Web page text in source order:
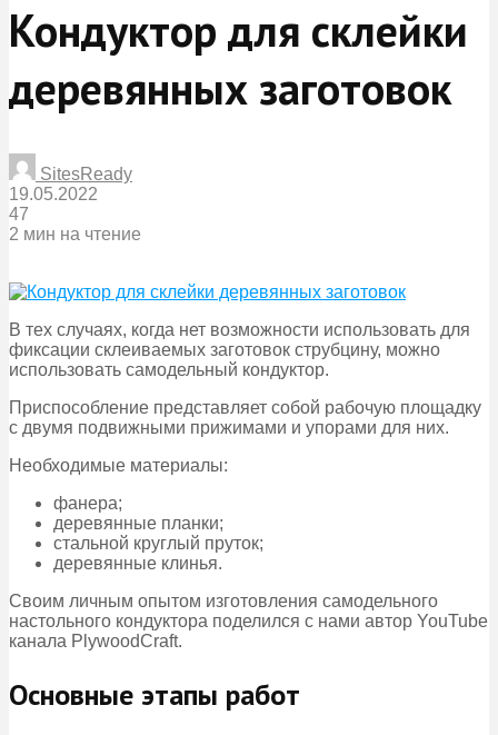
Кондуктор для склейки
деревянных заготовок
SitesReady
19.05.2022
47
2 мин на чтение
В тех случаях, когда нет возможности использовать для
фиксации склеиваемых заготовок струбцину, можно
использовать самодельный кондуктор.
Приспособление представляет собой рабочую площадку
с двумя подвижными прижимами и упорами для них.
Необходимые материалы:
фанера;
деревянные планки;
стальной круглый пруток;
деревянные клинья.
Своим личным опытом изготовления самодельного
настольного кондуктора поделился с нами автор YouTube
канала PlywoodCraft.
Основные этапы работ